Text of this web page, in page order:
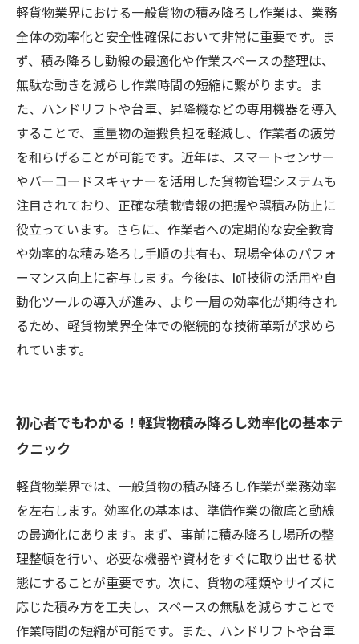
軽貨物業界における一般貨物の積み降ろし作業は、業務
全体の効率化と安全性確保において非常に重要です。ま
ず、積み降ろし動線の最適化や作業スペースの整理は、
無駄な動きを減らし作業時間の短縮に繋がります。ま
た、ハンドリフトや台車、昇降機などの専用機器を導入
することで、重量物の運搬負担を軽減し、作業者の疲労
を和らげることが可能です。近年は、スマートセンサー
やバーコードスキャナーを活用した貨物管理システムも
注目されており、正確な積載情報の把握や誤積み防止に
役立っています。さらに、作業者への定期的な安全教育
や効率的な積み降ろし手順の共有も、現場全体のパフォ
ーマンス向上に寄与します。今後は、IoT技術の活用や自
動化ツールの導入が進み、より一層の効率化が期待され
るため、軽貨物業界全体での継続的な技術革新が求めら
れています。
初心者でもわかる！軽貨物積み降ろし効率化の基本テ
クニック
軽貨物業界では、一般貨物の積み降ろし作業が業務効率
を左右します。効率化の基本は、準備作業の徹底と動線
の最適化にあります。まず、事前に積み降ろし場所の整
理整頓を行い、必要な機器や資材をすぐに取り出せる状
態にすることが重要です。次に、貨物の種類やサイズに
応じた積み方を工夫し、スペースの無駄を減らすことで
作業時間の短縮が可能です。また、ハンドリフトや台車